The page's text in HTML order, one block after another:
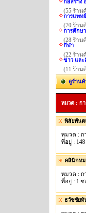
ก่อสร้าง
(55 ร้าน
การแพท
(70 ร้าน
การศึกษา
(28 ร้าน
กีฬา
(22 ร้าน
ข่าว และ
(11 ร้าน
ดูร้านค้
หมวด : ก
พิสัยทันต
หมวด : ก
ที่อยู่ :
คลินิกหม
หมวด : ก
ที่อยู่ : 1
ธวัชชัยทั